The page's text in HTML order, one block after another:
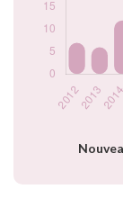
Popularité du
prénom Jace par
2024